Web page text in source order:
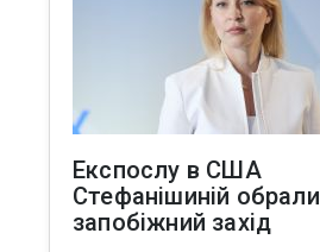
Експослу в США
Стефанішиній обрали
запобіжний захід